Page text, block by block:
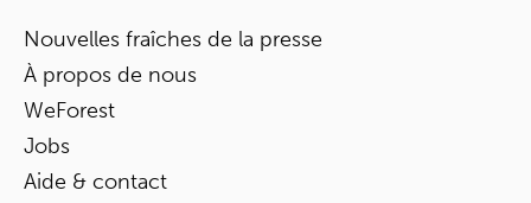
Nouvelles fraîches de la presse
À propos de nous
WeForest
Jobs
Aide & contact